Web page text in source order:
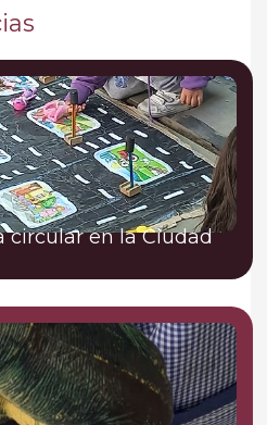
circular en la Ciudad